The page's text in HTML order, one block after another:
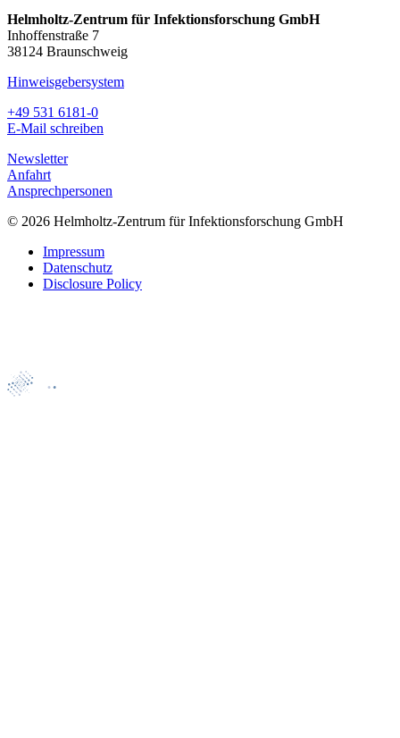
Helmholtz-Zentrum für Infektionsforschung GmbH
Inhoffenstraße 7
38124 Braunschweig
Hinweisgebersystem
+49 531 6181-0
E-Mail schreiben
Newsletter
Anfahrt
Ansprechpersonen
© 2026 Helmholtz-Zentrum für Infektionsforschung GmbH
Impressum
Datenschutz
Disclosure Policy